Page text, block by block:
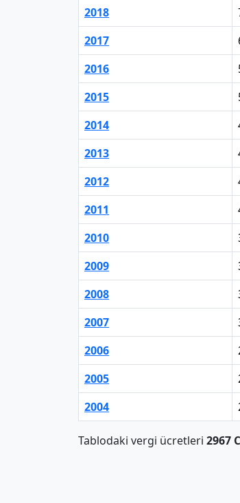
2018
2017
2016
2015
2014
2013
2012
2011
2010
2009
2008
2007
2006
2005
2004
Tablodaki vergi ücretleri 2967